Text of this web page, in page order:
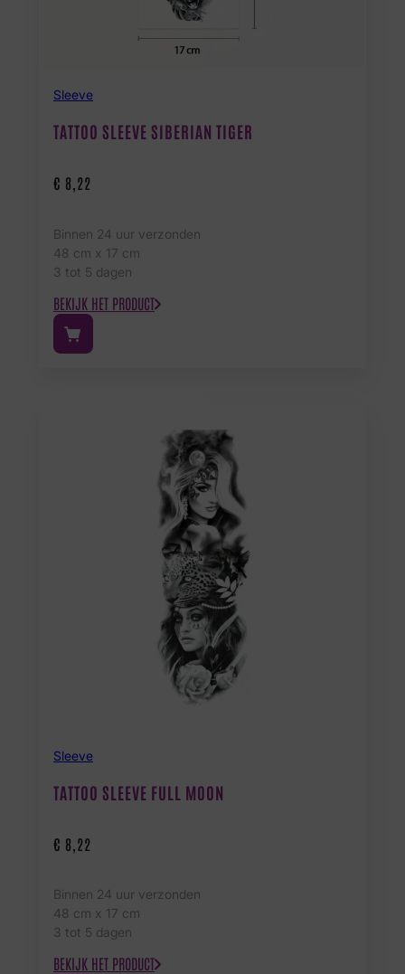
Sleeve
TATTOO SLEEVE SIBERIAN TIGER
€ 8,22
Binnen 24 uur verzonden
48 cm x 17 cm
3 tot 5 dagen
BEKIJK HET PRODUCT
Sleeve
TATTOO SLEEVE FULL MOON
€ 8,22
Binnen 24 uur verzonden
48 cm x 17 cm
3 tot 5 dagen
BEKIJK HET PRODUCT